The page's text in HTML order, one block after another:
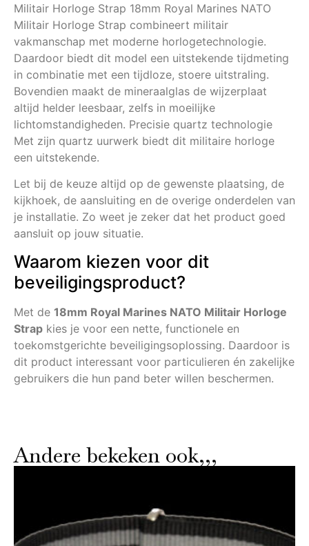
Militair Horloge Strap 18mm Royal Marines NATO
Militair Horloge Strap combineert militair
vakmanschap met moderne horlogetechnologie.
Daardoor biedt dit model een uitstekende tijdmeting
in combinatie met een tijdloze, stoere uitstraling.
Bovendien maakt de mineraalglas de wijzerplaat
altijd helder leesbaar, zelfs in moeilijke
lichtomstandigheden. Precisie quartz technologie
Met zijn quartz uurwerk biedt dit militaire horloge
een uitstekende.
Let bij de keuze altijd op de gewenste plaatsing, de
kijkhoek, de aansluiting en de overige onderdelen van
je installatie. Zo weet je zeker dat het product goed
aansluit op jouw situatie.
Waarom kiezen voor dit
beveiligingsproduct?
Met de 18mm Royal Marines NATO Militair Horloge
Strap kies je voor een nette, functionele en
toekomstgerichte beveiligingsoplossing. Daardoor is
dit product interessant voor particulieren én zakelijke
gebruikers die hun pand beter willen beschermen.
Andere bekeken ook,,,